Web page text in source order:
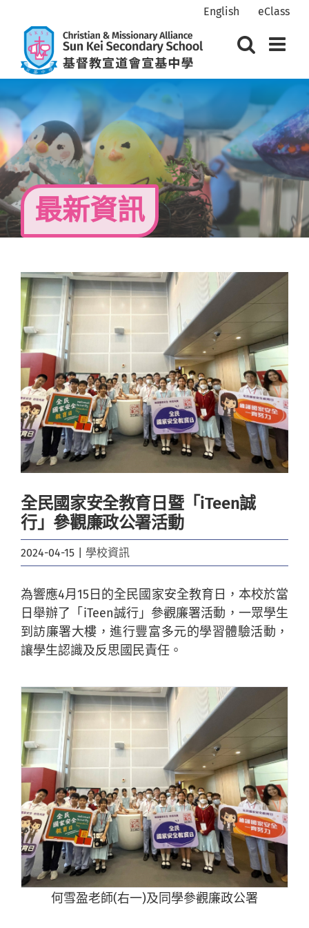
content
English eClass
最新資訊
View
Larger
Image
全民國家安全教育日暨「iTeen誠
行」參觀廉政公署活動
2024-04-15 學校資訊
為響應4月15日的全民國家安全教育日，本校於當
日舉辦了「iTeen誠行」參觀廉署活動，一眾學生
到訪廉署大樓，進行豐富多元的學習體驗活動，
讓學生認識及反思國民責任。
何雪盈老師(右一)及同學參觀廉政公署